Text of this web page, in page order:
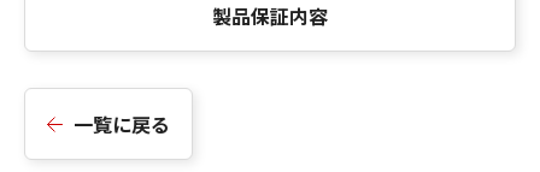
製品保証内容
一覧に戻る